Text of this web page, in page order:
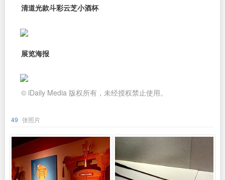
清道光款斗彩云芝小酒杯
展览海报
© iDaily Media 版权所有，未经授权禁止使用。
49 张照片